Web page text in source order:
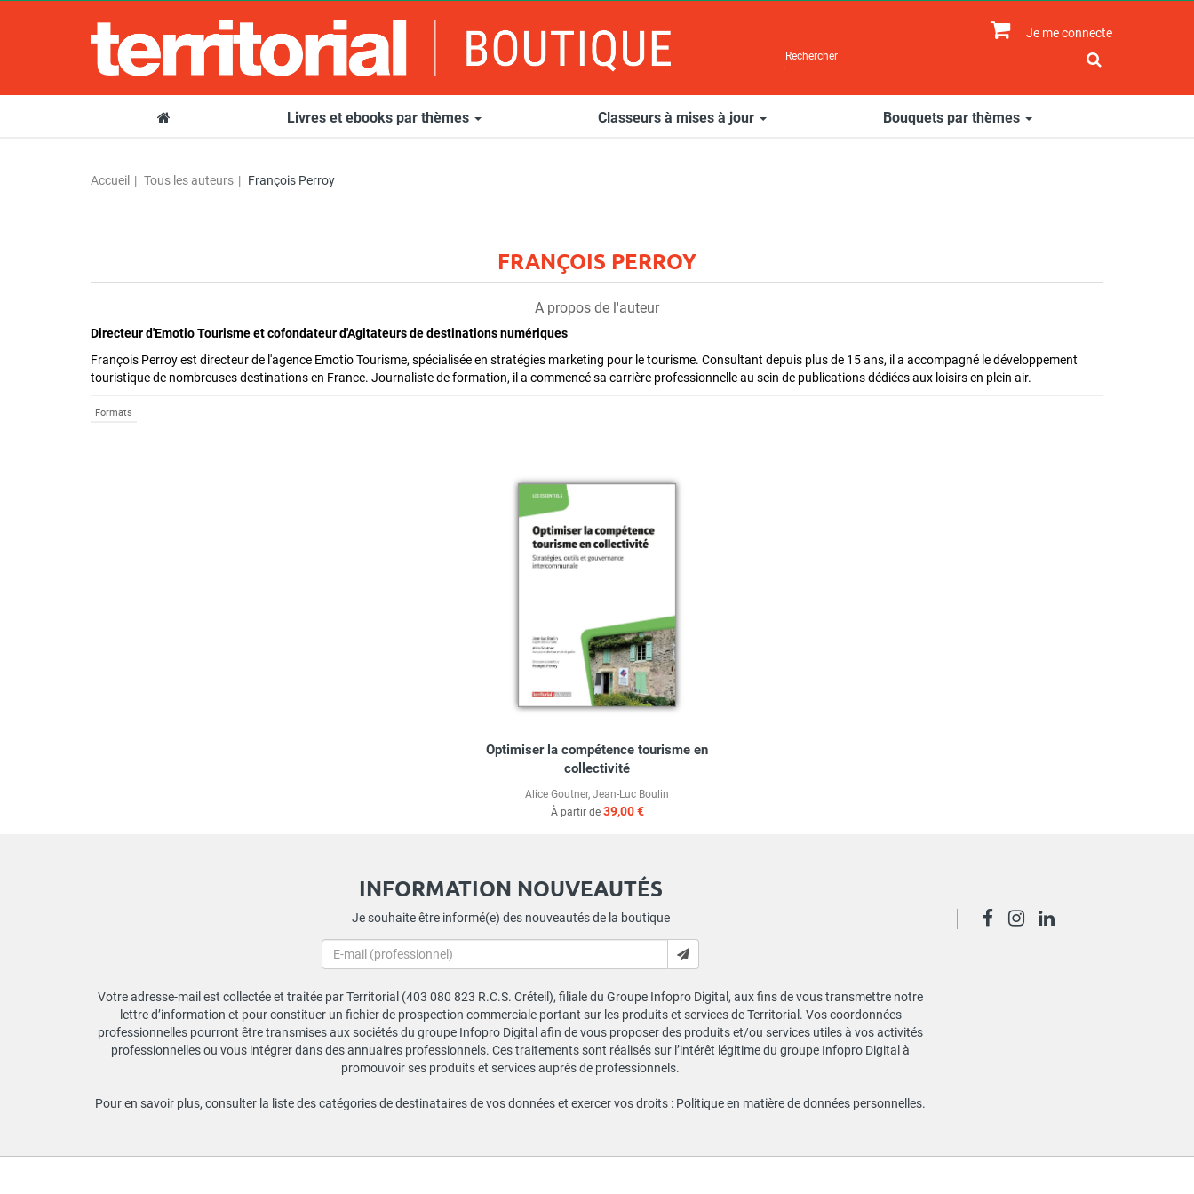
Je me connecte
Livres et ebooks par thèmes Classeurs à mises à jour Bouquets par thèmes
Accueil Tous les auteurs François Perroy
FRANÇOIS PERROY
A propos de l'auteur
Directeur d'Emotio Tourisme et cofondateur d'Agitateurs de destinations numériques
François Perroy est directeur de l'agence Emotio Tourisme, spécialisée en stratégies marketing pour le tourisme. Consultant depuis plus de 15 ans, il a accompagné le développement
touristique de nombreuses destinations en France. Journaliste de formation, il a commencé sa carrière professionnelle au sein de publications dédiées aux loisirs en plein air.
Formats
Optimiser la compétence tourisme en
collectivité
Alice Goutner, Jean-Luc Boulin
À partir de 39,00 €
INFORMATION NOUVEAUTÉS
Je souhaite être informé(e) des nouveautés de la boutique
Votre adresse-mail est collectée et traitée par Territorial (403 080 823 R.C.S. Créteil), filiale du Groupe Infopro Digital, aux fins de vous transmettre notre
lettre d’information et pour constituer un fichier de prospection commerciale portant sur les produits et services de Territorial. Vos coordonnées
professionnelles pourront être transmises aux sociétés du groupe Infopro Digital afin de vous proposer des produits et/ou services utiles à vos activités
professionnelles ou vous intégrer dans des annuaires professionnels. Ces traitements sont réalisés sur l’intérêt légitime du groupe Infopro Digital à
promouvoir ses produits et services auprès de professionnels.
Pour en savoir plus, consulter la liste des catégories de destinataires de vos données et exercer vos droits : Politique en matière de données personnelles.